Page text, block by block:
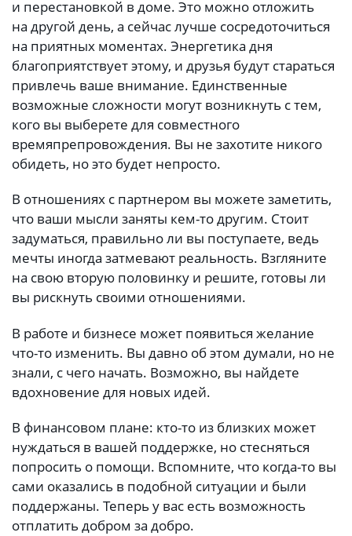
и перестановкой в доме. Это можно отложить
на другой день, а сейчас лучше сосредоточиться
на приятных моментах. Энергетика дня
благоприятствует этому, и друзья будут стараться
привлечь ваше внимание. Единственные
возможные сложности могут возникнуть с тем,
кого вы выберете для совместного
времяпрепровождения. Вы не захотите никого
обидеть, но это будет непросто.
В отношениях с партнером вы можете заметить,
что ваши мысли заняты кем-то другим. Стоит
задуматься, правильно ли вы поступаете, ведь
мечты иногда затмевают реальность. Взгляните
на свою вторую половинку и решите, готовы ли
вы рискнуть своими отношениями.
В работе и бизнесе может появиться желание
что-то изменить. Вы давно об этом думали, но не
знали, с чего начать. Возможно, вы найдете
вдохновение для новых идей.
В финансовом плане: кто-то из близких может
нуждаться в вашей поддержке, но стесняться
попросить о помощи. Вспомните, что когда-то вы
сами оказались в подобной ситуации и были
поддержаны. Теперь у вас есть возможность
отплатить добром за добро.